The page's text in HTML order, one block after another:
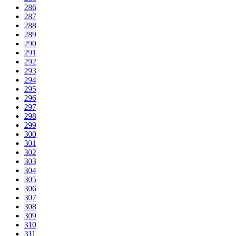
286
287
288
289
290
291
292
293
294
295
296
297
298
299
300
301
302
303
304
305
306
307
308
309
310
311